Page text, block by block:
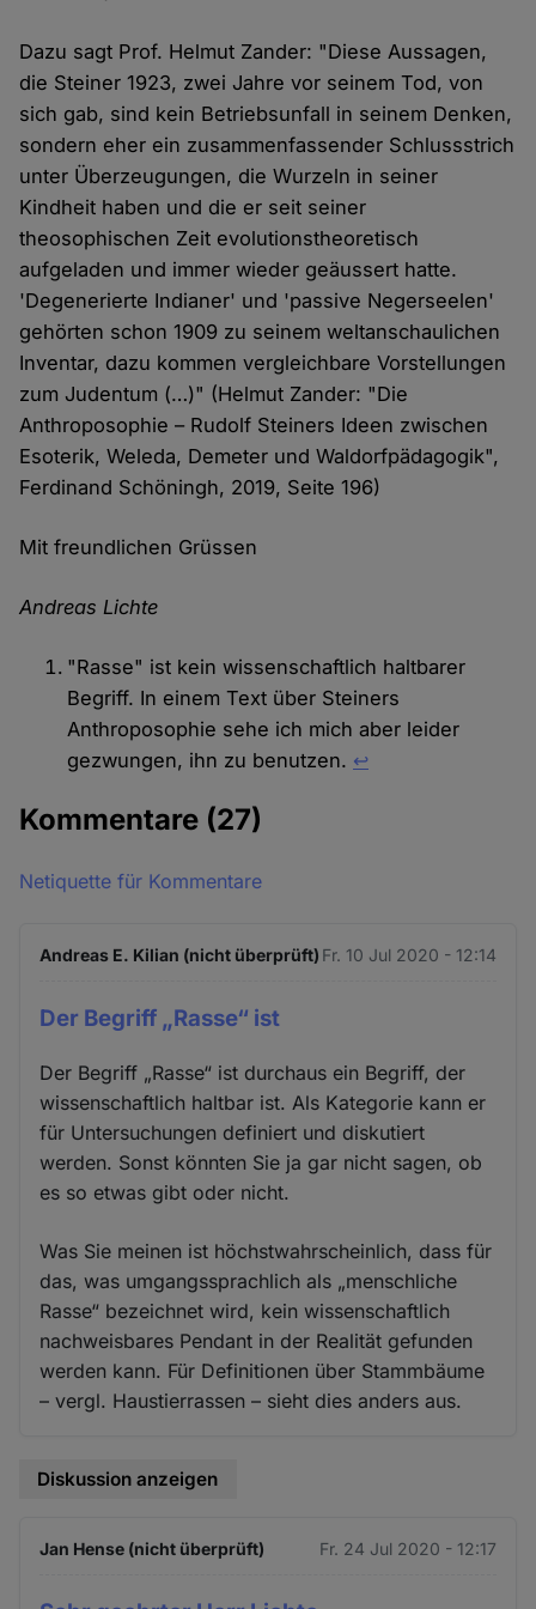
Dazu sagt Prof. Helmut Zander: "Diese Aussagen,
die Steiner 1923, zwei Jahre vor seinem Tod, von
sich gab, sind kein Betriebsunfall in seinem Denken,
sondern eher ein zusammenfassender Schlussstrich
unter Überzeugungen, die Wurzeln in seiner
Kindheit haben und die er seit seiner
theosophischen Zeit evolutionstheoretisch
aufgeladen und immer wieder geäussert hatte.
'Degenerierte Indianer' und 'passive Negerseelen'
gehörten schon 1909 zu seinem weltanschaulichen
Inventar, dazu kommen vergleichbare Vorstellungen
zum Judentum (…)" (Helmut Zander: "Die
Anthroposophie – Rudolf Steiners Ideen zwischen
Esoterik, Weleda, Demeter und Waldorfpädagogik",
Ferdinand Schöningh, 2019, Seite 196)
Mit freundlichen Grüssen
Andreas Lichte
"Rasse" ist kein wissenschaftlich haltbarer
Begriff. In einem Text über Steiners
Anthroposophie sehe ich mich aber leider
gezwungen, ihn zu benutzen. ↩︎
Kommentare (27)
Netiquette für Kommentare
Andreas E. Kilian (nicht überprüft) Fr. 10 Jul 2020 - 12:14
Der Begriff „Rasse“ ist
Der Begriff „Rasse“ ist durchaus ein Begriff, der
wissenschaftlich haltbar ist. Als Kategorie kann er
für Untersuchungen definiert und diskutiert
werden. Sonst könnten Sie ja gar nicht sagen, ob
es so etwas gibt oder nicht.
Was Sie meinen ist höchstwahrscheinlich, dass für
das, was umgangssprachlich als „menschliche
Rasse“ bezeichnet wird, kein wissenschaftlich
nachweisbares Pendant in der Realität gefunden
werden kann. Für Definitionen über Stammbäume
– vergl. Haustierrassen – sieht dies anders aus.
Diskussion anzeigen
Jan Hense (nicht überprüft) Fr. 24 Jul 2020 - 12:17